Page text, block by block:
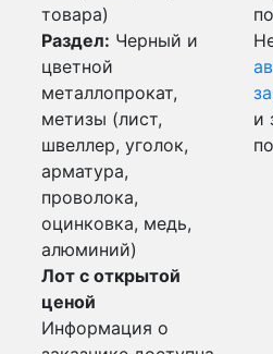
товара)
Раздел: Черный и
цветной
металлопрокат,
метизы (лист,
швеллер, уголок,
арматура,
проволока,
оцинковка, медь,
алюминий)
Лот с открытой
ценой
Информация о
и